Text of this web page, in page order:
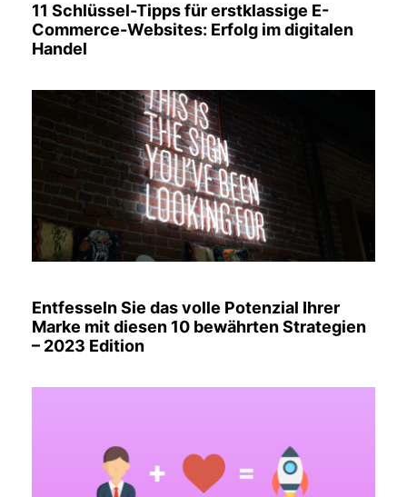
11 Schlüssel-Tipps für erstklassige E-
Commerce-Websites: Erfolg im digitalen
Handel
Entfesseln Sie das volle Potenzial Ihrer
Marke mit diesen 10 bewährten Strategien
– 2023 Edition